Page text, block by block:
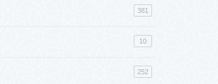
381
10
252